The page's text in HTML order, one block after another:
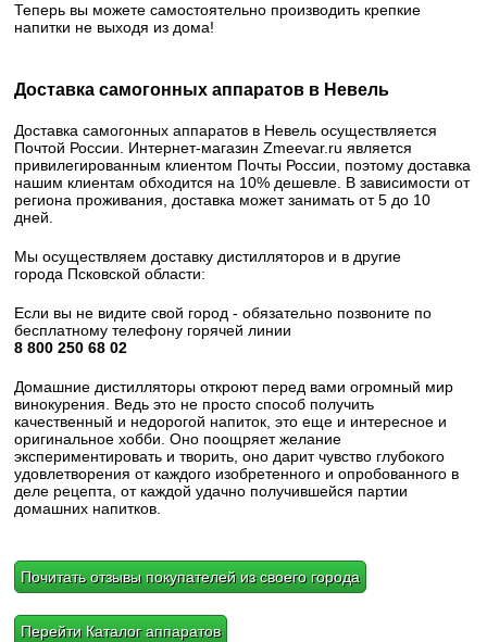
Теперь вы можете самостоятельно производить крепкие
напитки не выходя из дома!
Доставка самогонных аппаратов в Невель
Доставка самогонных аппаратов в Невель осуществляется
Почтой России. Интернет-магазин Zmeevar.ru является
привилегированным клиентом Почты России, поэтому доставка
нашим клиентам обходится на 10% дешевле. В зависимости от
региона проживания, доставка может занимать от 5 до 10
дней.
Мы осуществляем доставку дистилляторов и в другие
города Псковской области:
Если вы не видите свой город - обязательно позвоните по
бесплатному телефону горячей линии
8 800 250 68 02​
Домашние дистилляторы откроют перед вами огромный мир
винокурения. Ведь это не просто способ получить
качественный и недорогой напиток, это еще и интересное и
оригинальное хобби. Оно поощряет желание
экспериментировать и творить, оно дарит чувство глубокого
удовлетворения от каждого изобретенного и опробованного в
деле рецепта, от каждой удачно получившейся партии
домашних напитков.
Почитать отзывы покупателей из своего города
Перейти Каталог аппаратов